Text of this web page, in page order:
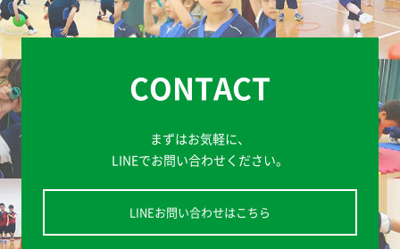
CONTACT
まずはお気軽に、
LINEでお問い合わせください。
LINEお問い合わせはこちら